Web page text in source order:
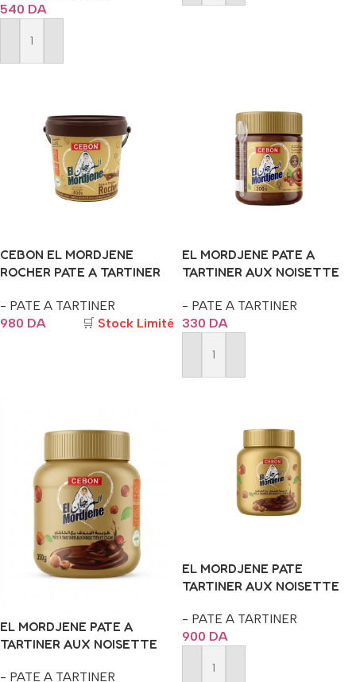
540 DA
Ajouter Au Panier
CEBON EL MORDJENE
ROCHER PATE A TARTINER
- PATE A TARTINER
980 DA 🛒 Stock Limité
EL MORDJENE PATE A
TARTINER AUX NOISETTE
- PATE A TARTINER
330 DA
Ajouter Au Panier
EL MORDJENE PATE A
TARTINER AUX NOISETTE
- PATE A TARTINER
EL MORDJENE PATE
TARTINER AUX NOISETTE
- PATE A TARTINER
900 DA
Ajouter Au Panier